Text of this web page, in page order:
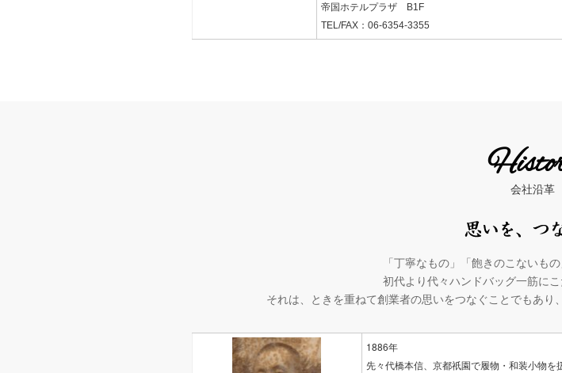
帝国ホテルプラザ B1F
TEL/FAX：06-6354-3355
会社沿革
「丁寧なもの」「飽きのこないも
初代より代々ハンドバッグ一筋にこ
それは、ときを重ねて創業者の思いをつなぐことでもあり
1886年
先々代橋本信、京都祇園で履物・和装小物を